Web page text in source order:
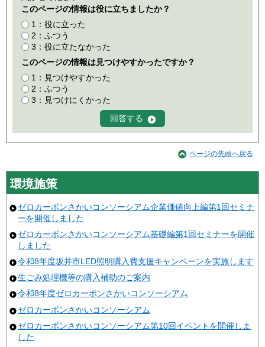
このページの情報は役に立ちましたか？
1：役に立った
2：ふつう
3：役に立たなかった
このページの情報は見つけやすかったですか？
1：見つけやすかった
2：ふつう
3：見つけにくかった
ページの先頭へ戻る
環境施策
ゼロカーボンさかいコンソーシアム企業価値向上編第1回セミナ
ーを開催しました
ゼロカーボンさかいコンソーシアム基礎編第1回セミナーを開催
しました
令和8年度坂井市LED照明購入費支援キャンペーンを実施します
生ごみ処理機等の購入補助のご案内
令和8年度ゼロカーボンさかいコンソーシアム
ゼロカーボンさかいコンソーシアム
ゼロカーボンさかいコンソーシアム第10回イベントを開催しま
した